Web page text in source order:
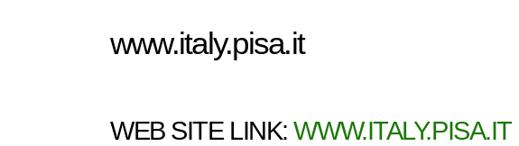
www.italy.pisa.it
WEB SITE LINK:WWW.ITALY.PISA.IT